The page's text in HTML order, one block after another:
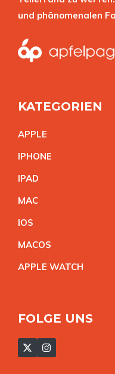
und phänomenalen
KATEGORIEN
APPLE
IPHONE
IPAD
MAC
IOS
MACOS
APPLE WATCH
FOLGE UNS